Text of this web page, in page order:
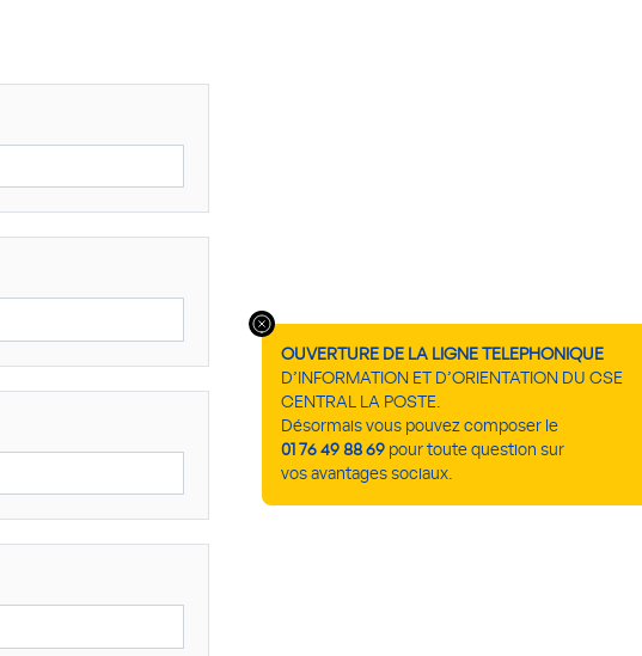
OUVERTURE DE LA LIGNE TELEPHONIQUE
D’INFORMATION ET D’ORIENTATION DU CSE
CENTRAL LA POSTE.
Désormais vous pouvez composer le
01 76 49 88 69 pour toute question sur
vos avantages sociaux.